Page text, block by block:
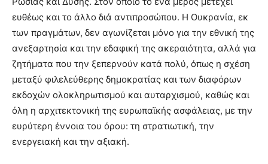
ευθέως και το άλλο διά αντιπροσώπου. Η Ουκρανία, εκ
των πραγμάτων, δεν αγωνίζεται μόνο για την εθνική της
ανεξαρτησία και την εδαφική της ακεραιότητα, αλλά για
ζητήματα που την ξεπερνούν κατά πολύ, όπως η σχέση
μεταξύ φιλελεύθερης δημοκρατίας και των διαφόρων
εκδοχών ολοκληρωτισμού και αυταρχισμού, καθώς και
όλη η αρχιτεκτονική της ευρωπαϊκής ασφάλειας, με την
ευρύτερη έννοια του όρου: τη στρατιωτική, την
ενεργειακή και την αξιακή.